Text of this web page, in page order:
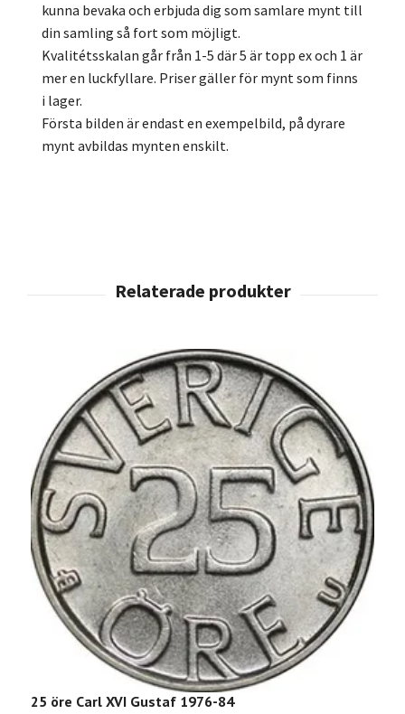
kunna bevaka och erbjuda dig som samlare mynt till
din samling så fort som möjligt.
Kvalitétsskalan går från 1-5 där 5 är topp ex och 1 är
mer en luckfyllare. Priser gäller för mynt som finns
i lager.
Första bilden är endast en exempelbild, på dyrare
mynt avbildas mynten enskilt.
25 öre Carl XVI Gustaf 1976-84